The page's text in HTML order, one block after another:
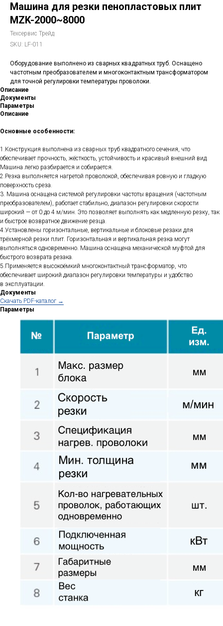
Машина для резки пенопластовых плит
MZK-2000~8000
Техсервис Трейд
SKU: LF-011
Оборудование выполнено из сварных квадратных труб. Оснащено
частотным преобразователем и многоконтактным трансформатором
для точной регулировки температуры проволоки.
Описание
Документы
Параметры
Описание
Основные особенности:
1.Конструкция выполнена из сварных труб квадратного сечения, что
обеспечивает прочность, жёсткость, устойчивость и красивый внешний вид.
Машина легко разбирается и собирается.
2.Резка выполняется нагретой проволокой, обеспечивая ровную и гладкую
поверхность среза.
3. Машина оснащена системой регулировки частоты вращения (частотным
преобразователем), работает стабильно, диапазон регулировки скорости
широкий — от 0 до 4 м/мин. Это позволяет выполнять как медленную резку, так
и быстрое возвратное движение резца.
4.Установлены горизонтальные, вертикальные и блоковые резаки для
трёхмерной резки плит. Горизонтальная и вертикальная резка могут
выполняться одновременно. Машина оснащена механической муфтой для
быстрого возврата резака.
5.Применяется высокоёмкий многоконтактный трансформатор, что
обеспечивает широкий диапазон регулировки температуры и удобство
в эксплуатации.
Документы
Cкачать PDF-каталог →
Параметры